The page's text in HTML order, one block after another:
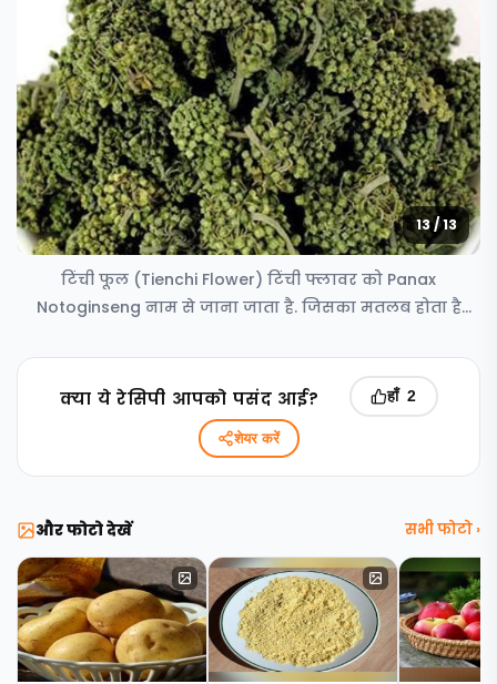
13 / 13
टिंची फूल (Tienchi Flower) टिंची फ्लावर को Panax
Notoginseng नाम से जाना जाता है. जिसका मतलब होता है
क्‍या ये रेसिपी आपको पसंद आई? हाँ 2
शेयर करें
और फोटो देखें सभी फोटो ›